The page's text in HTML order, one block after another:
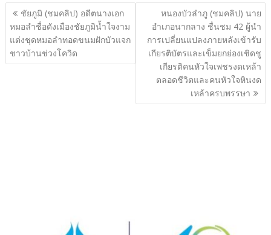
แนะแนว
เรื่อง
ชัยภูมิ (ชมคลิป) อดีตนางเอก
หมอลำชื่อดังเมืองชัยภูมิน้ำใจงาม
แต่งชุดหมอลำทอดขนมฝักบัวแจก
ชาวบ้านช่วงโควิด
หนองบัวลำภู (ชมคลิป) นาย
อำเภอนากลาง ชื่นชม 42 ผู้นำ
การเปลี่ยนแปลงภายหลังเข้ารับ
เกียรติบัตรและเข็มยกย่องเชิดชู
เกียรติคนหัวใจเพชรงดเหล้า
ตลอดชีวิตและคนหัวใจหินงด
เหล้าครบพรรษา